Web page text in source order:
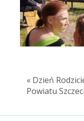
« Dzień
Powiatu